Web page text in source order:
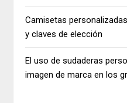
Camisetas
y claves de elección
El uso de sudaderas
imagen de marca en los